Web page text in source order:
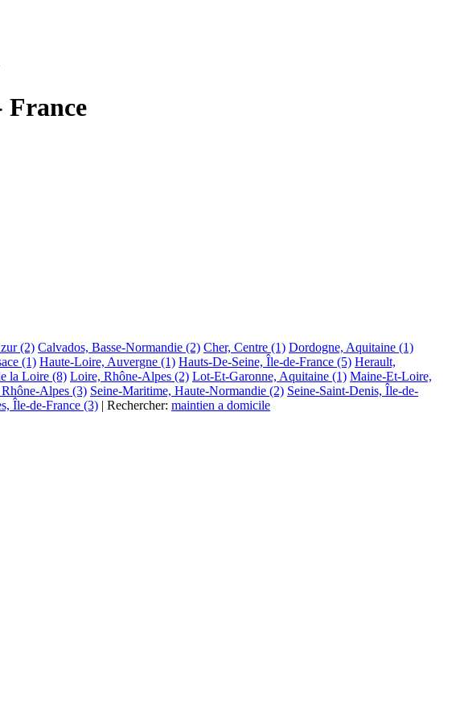
France
(2) Calvados, Basse-Normandie (2) Cher, Centre (1) Dordogne, Aquitaine (1)
(1) Haute-Loire, Auvergne (1) Hauts-De-Seine, Île-de-France (5) Herault,
la Loire (8) Loire, Rhône-Alpes (2) Lot-Et-Garonne, Aquitaine (1) Maine-Et-Loire,
Alpes (3) Seine-Maritime, Haute-Normandie (2) Seine-Saint-Denis, Île-de-
Île-de-France (3) | Rechercher: maintien a domicile